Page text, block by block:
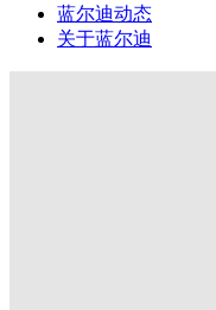
蓝尔迪动态
关于蓝尔迪